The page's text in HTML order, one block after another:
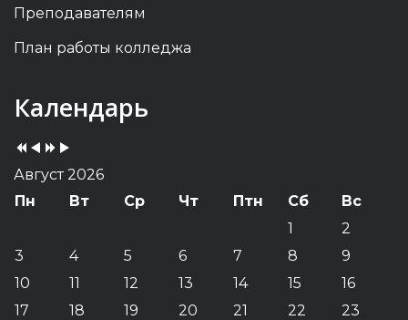
Преподавателям
План работы колледжа
Календарь
Previous
Year
Previous
Month
YearMonth
Август 2026
Пн
Вт Ср Чт Птн Сб
Вс
1
2
3
4 5 6 7 8
9
10
11 12 13 14 15
16
17
18 19 20 21 22 23